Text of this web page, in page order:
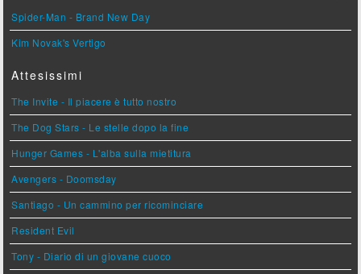
Spider-Man - Brand New Day
Kim Novak's Vertigo
Attesissimi
The Invite - Il piacere è tutto nostro
The Dog Stars - Le stelle dopo la fine
Hunger Games - L'alba sulla mietitura
Avengers - Doomsday
Santiago - Un cammino per ricominciare
Resident Evil
Tony - Diario di un giovane cuoco